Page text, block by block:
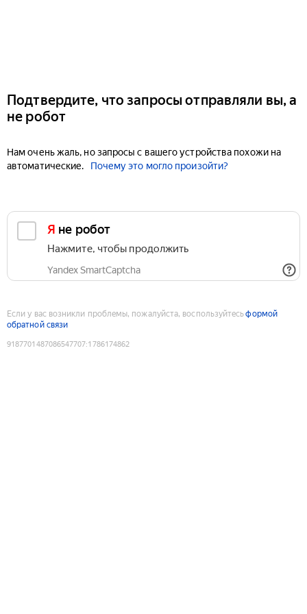
Подтвердите, что запросы отправляли вы, а
не робот
Нам очень жаль, но запросы с вашего устройства похожи на
автоматические.
Почему это могло произойти?
Я не робот
Нажмите, чтобы продолжить
Yandex SmartCaptcha
Если у вас возникли проблемы, пожалуйста, воспользуйтесьформой
обратной связи
9187701487086547707:1786174862